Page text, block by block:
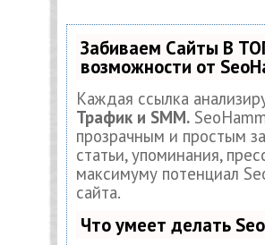
Забиваем Сайты В
возможности от
Каждая ссылка
Трафик и SMM.
прозрачным и простым
статьи, упоминания,
максимуму потенциал
сайта.
Что умеет делать